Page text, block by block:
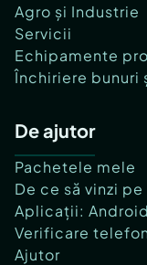
Agro și Industrie
Servicii
Echipamente
Închiriere bunuri
De ajutor
Pachetele mele
De ce să vinzi
Aplicații:
Verificare telefon
Ajutor